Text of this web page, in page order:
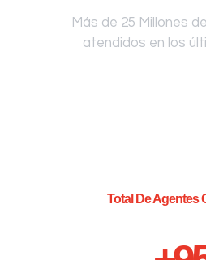
Más de 25 Millones
atendidos en los
Total De Agentes